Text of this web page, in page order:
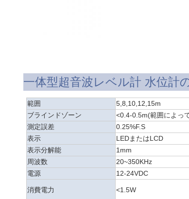
一体型超音波レベル計 水位計
範囲 5,8 10 12 15m
ブラインドゾーン
<0.4-0.5m(範囲によっ
測定誤差
0.25%F.S
表示
LEDまたはLCD
表示分解能
1mm
周波数
20~350KHz
電源
12-24VDC
消費電力 <1.5W